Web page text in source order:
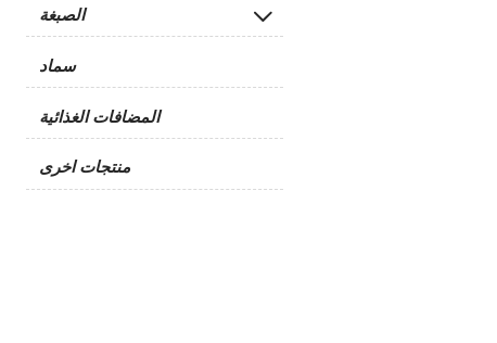
الصبغة 
سماد
المضافات الغذائية
منتجات اخرى